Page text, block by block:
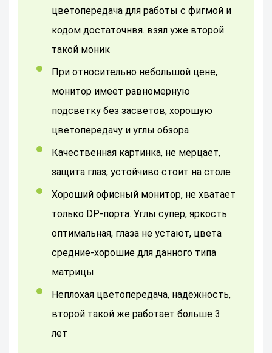
цветопередача для работы с фигмой и
кодом достаточнвя. взял уже второй
такой моник
При относительно небольшой цене,
монитор имеет равномерную
подсветку без засветов, хорошую
цветопередачу и углы обзора
качественная картинка, не мерцает,
защита глаз, устойчиво стоит на столе
Хороший офисный монитор, не хватает
только DP-порта. Углы супер, яркость
оптимальная, глаза не устают, цвета
средние-хорошие для данного типа
матрицы
Неплохая цветопередача, надёжность,
второй такой же работает больше 3
лет